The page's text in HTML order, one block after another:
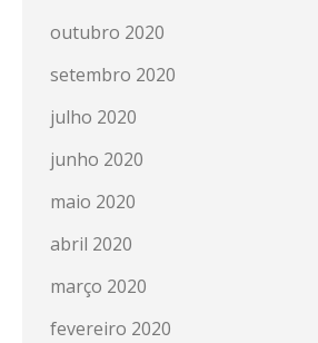
outubro 2020
setembro 2020
julho 2020
junho 2020
maio 2020
abril 2020
março 2020
fevereiro 2020